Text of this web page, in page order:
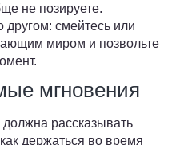
не позируете.
другом: смейтесь или
миром и позвольте
мгновения
рассказывать
держаться во время